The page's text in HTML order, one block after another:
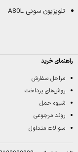
تلویزیون سونی A80L
راهنمای خرید
مراحل سفارش
روش‌های پرداخت
شیوه حمل
روند مرجوعی
سوالات متداول